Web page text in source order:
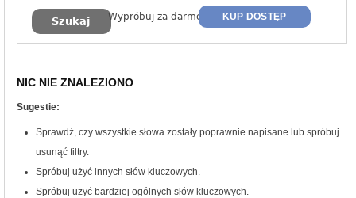
Wypróbuj za darmo KUP DOSTĘP
NIC NIE ZNALEZIONO
Sugestie:
Sprawdź, czy wszystkie słowa zostały poprawnie napisane lub spróbuj
usunąć filtry.
Spróbuj użyć innych słów kluczowych.
Spróbuj użyć bardziej ogólnych słów kluczowych.